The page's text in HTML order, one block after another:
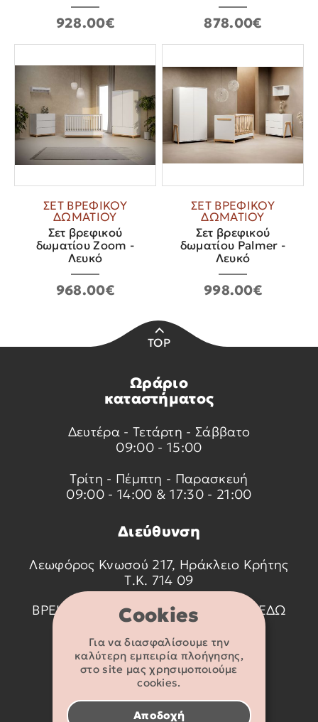
Cookies
Για να διασφαλίσουμε την
καλύτερη εμπειρία πλοήγησης,
στο site μας χρησιμοποιούμε
cookies.
Αποδοχή
928.00€ 878.00€
ΣΕΤ ΒΡΕΦΙΚΟΥ
ΔΩΜΑΤΙΟΥ
Σετ βρεφικού
δωματίου Zoom -
Λευκό
968.00€
ΣΕΤ ΒΡΕΦΙΚΟΥ
ΔΩΜΑΤΙΟΥ
Σετ βρεφικού
δωματίου Palmer -
Λευκό
998.00€
TOP
Ωράριο
καταστήματος
Δευτέρα - Τετάρτη - Σάββατο
09:00 - 15:00
Τρίτη - Πέμπτη - Παρασκευή
09:00 - 14:00 & 17:30 - 21:00
Διεύθυνση
Λεωφόρος Κνωσού 217, Ηράκλειο Κρήτης
Τ.Κ. 714 09
ΒΡΕΙΤΕ ΜΑΣ ΣΤΟ ΧΑΡΤΗ ΠΑΤΩΝΤΑΣ
ΕΔΩ
Στοιχεία
επικοινωνίας
2810 233095